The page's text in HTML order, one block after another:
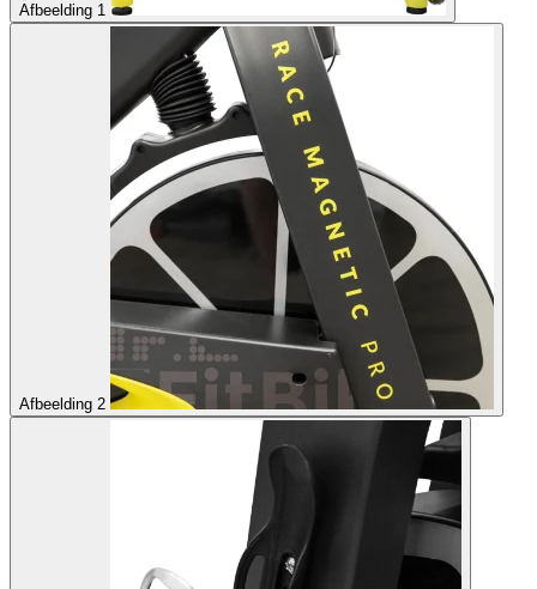
Afbeelding 1
Afbeelding 2